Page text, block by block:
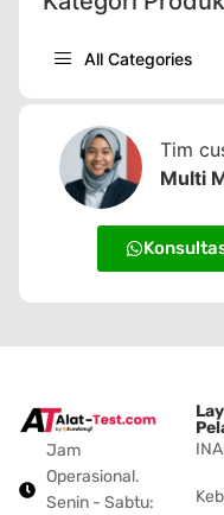
All Categories
Tim
Multi
Jam
Operasional.
Senin - Sabtu: